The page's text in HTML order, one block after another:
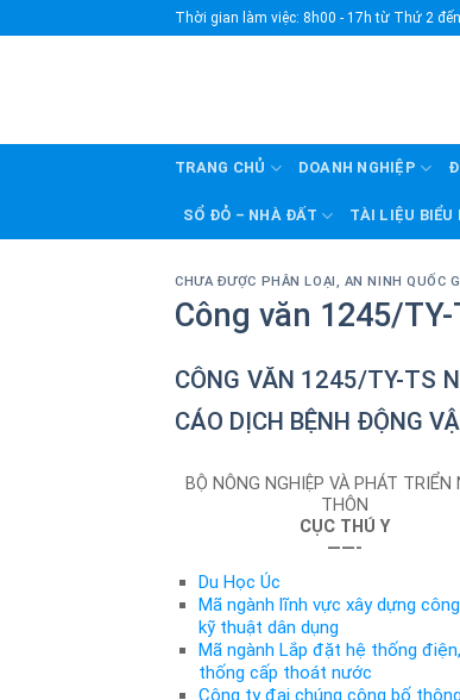
to
Thời gian làm việc: 8h00 - 17h từ Thứ 2
TRANG CHỦ DOANH NGHIỆP
SỔ ĐỎ – NHÀ ĐẤT TÀI LIỆU BIỂU
CHƯA ĐƯỢC PHÂN LOẠI, AN NINH QUỐC
Công văn 1245/
CÔNG VĂN 1245/TY-TS
CÁO DỊCH BỆNH ĐỘNG
BỘ NÔNG NGHIỆP VÀ PHÁT TRIỂN
THÔN
CỤC THÚ Y
——-
Du Học Úc
Mã ngành lĩnh vực xây dựng
kỹ thuật dân dụng
Mã ngành Lắp đặt hệ thống
thống cấp thoát nước
Công ty đại chúng công bố